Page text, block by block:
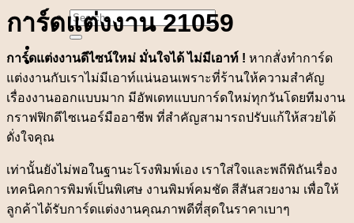
Search
for:
การ์ดแต่งงาน 21059
การ์ดแต่งงานดีไซน์ใหม่ มั่นใจได้ ไม่มีเอาท์ ! หากสั่งทำการ์ด
แต่งงานกับเราไม่มีเอาท์แน่นอนเพราะที่ร้านให้ความสำคัญ
เรื่องงานออกแบบมาก มีอัพเดทแบบการ์ดใหม่ทุกวันโดยทีมงาน
กราฟฟิกดีไซเนอร์มืออาชีพ ที่สำคัญสามารถปรับแก้ให้สวยได้
ดั่งใจคุณ
เท่านั้นยังไม่พอในฐานะโรงพิมพ์เอง เราใส่ใจและพถีพิถันเรื่อง
เทคนิคการพิมพ์เป็นพิเศษ งานพิมพ์คมชัด สีสันสวยงาม เพื่อให้
ลูกค้าได้รับการ์ดแต่งงานคุณภาพดีที่สุดในราคาเบาๆ